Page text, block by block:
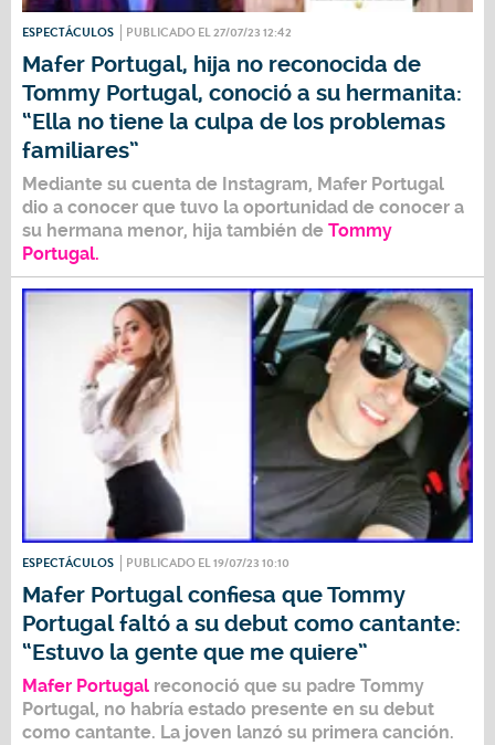
ESPECTÁCULOS PUBLICADO EL 27/07/23 12:42
Mafer Portugal, hija no reconocida de
Tommy Portugal, conoció a su hermanita:
“Ella no tiene la culpa de los problemas
familiares”
Mediante su cuenta de Instagram, Mafer Portugal
dio a conocer que tuvo la oportunidad de conocer a
su hermana menor, hija también de Tommy
Portugal.
ESPECTÁCULOS PUBLICADO EL 19/07/23 10:10
Mafer Portugal confiesa que Tommy
Portugal faltó a su debut como cantante:
“Estuvo la gente que me quiere”
Mafer Portugal reconoció que su padre Tommy
Portugal, no habría estado presente en su debut
como cantante. La joven lanzó su primera canción.